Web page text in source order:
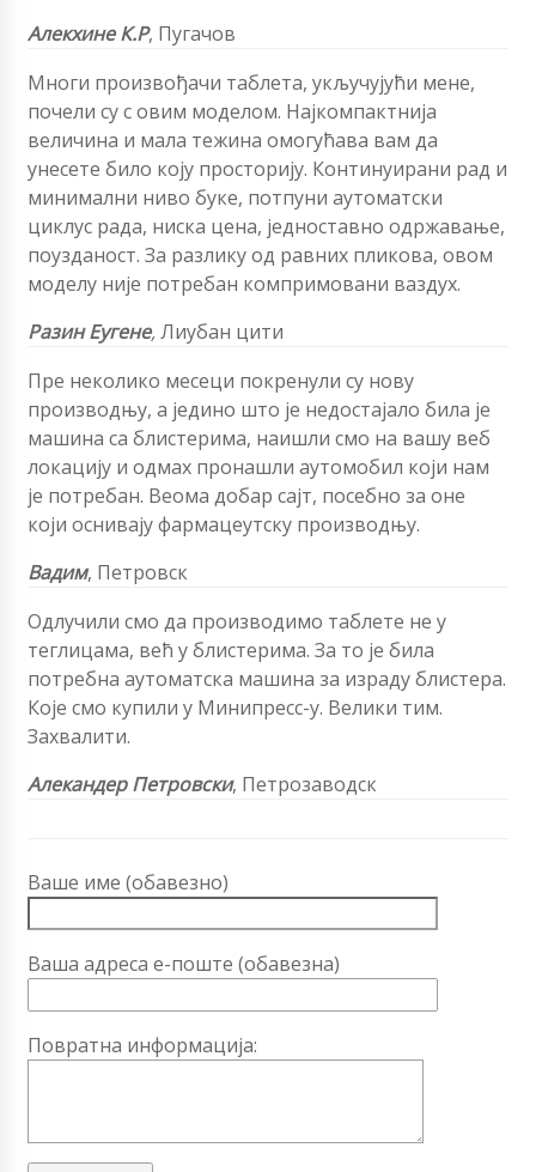
Алекхине К.Р, Пугачов
Многи произвођачи таблета, укључујући мене,
почели су с овим моделом. Најкомпактнија
величина и мала тежина омогућава вам да
унесете било коју просторију. Континуирани рад и
минимални ниво буке, потпуни аутоматски
циклус рада, ниска цена, једноставно одржавање,
поузданост. За разлику од равних пликова, овом
моделу није потребан компримовани ваздух.
Разин Еугене,Лиубан цити
Пре неколико месеци покренули су нову
производњу, а једино што је недостајало била је
машина са блистерима, наишли смо на вашу веб
локацију и одмах пронашли аутомобил који нам
је потребан. Веома добар сајт, посебно за оне
који оснивају фармацеутску производњу.
Вадим, Петровск
Одлучили смо да производимо таблете не у
теглицама, већ у блистерима. За то је била
потребна аутоматска машина за израду блистера.
Које смо купили у Минипресс-у. Велики тим.
Захвалити.
Алекандер Петровски, Петрозаводск
Ваше име (обавезно)
Ваша адреса е-поште (обавезна)
Повратна информација: